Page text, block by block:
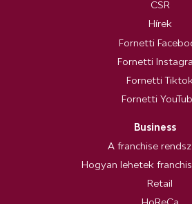
CSR
Hírek
Fornetti
Fornetti
Fornetti Tiktok
Fornetti
Business
A franchise
Hogyan lehetek
Retail